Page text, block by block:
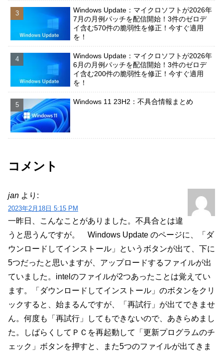
Windows Update：マイクロソフトが2026年
7月の月例パッチを配信開始！3件のゼロデ
イ含む570件の脆弱性を修正！今すぐ適用
を！
Windows Update：マイクロソフトが2026年
6月の月例パッチを配信開始！3件のゼロデ
イ含む200件の脆弱性を修正！今すぐ適用
を！
Windows 11 23H2：不具合情報まとめ
コメント
jan より:
2023年2月18日 5:15 PM
一昨日、こんなことがありました。不具合とは違
うと思うんですが。 Windows Update のページに、「ダ
ウンロードしてインストール」というボタンが出て、下に
5つだったと思いますが、アップロードするファイルが出
ていました。intelのファイルが2つあったことは覚えてい
ます。「ダウンロードしてインストール」のボタンをクリ
ックすると、始まるんですが、「再試行」が出てできませ
ん。何度も「再試行」してもできないので、あきらめまし
た。しばらくしてＰＣを再起動して「更新プログラムのチ
ェック」ボタンを押すと、また5つのファイルが出てきま